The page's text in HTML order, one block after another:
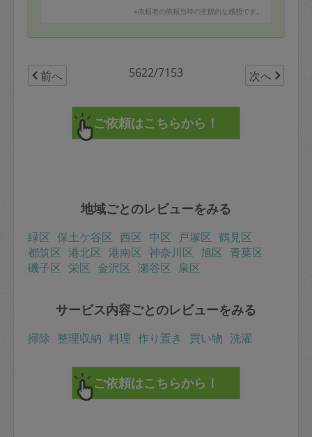
※依頼者の依頼当時の主観的な感想です。
前へ 5622/7153 次へ
地域ごとのレビューをみる
緑区 保土ケ谷区 西区 中区 戸塚区 鶴見区
都筑区 港北区 港南区 神奈川区 旭区 青葉区
磯子区 栄区 金沢区 瀬谷区 泉区
サービス内容ごとのレビューをみる
掃除 整理収納 料理 作り置き 買い物 洗濯